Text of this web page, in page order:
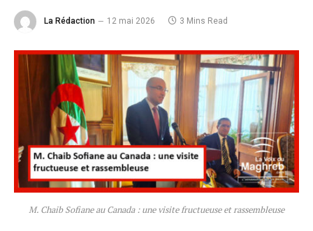
La Rédaction 12 mai 2026 3 Mins Read
M. Chaib Sofiane au Canada : une visite fructueuse et rassembleuse